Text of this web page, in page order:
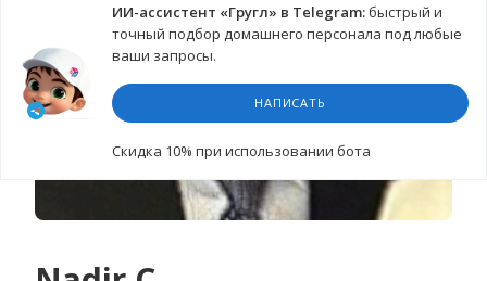
ИИ-ассистент «Гругл» в Telegram:быстрый и
точный подбор домашнего персонала под любые
ваши запросы.
НАПИСАТЬ
Cкидка 10% при использовании бота